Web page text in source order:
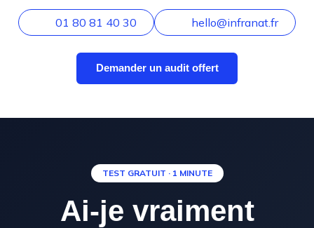
01 80 81 40 30 hello@infranat.fr
Demander un audit offert
TEST GRATUIT · 1 MINUTE
Ai-je vraiment